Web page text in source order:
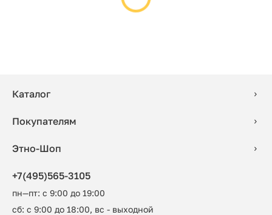
Каталог
Покупателям
Этно-Шоп
+7(495)565-3105
пн—пт: с 9:00 до 19:00
сб: с 9:00 до 18:00, вс - выходной